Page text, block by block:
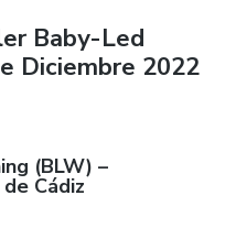
Baby-Led
Diciembre 2022
(BLW) –
Cádiz